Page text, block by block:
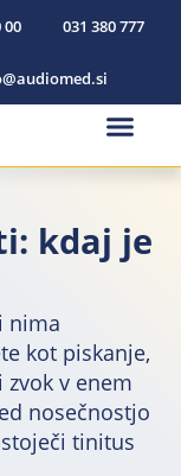
00 031 380 777
kdaj je
nima
kot piskanje,
v enem
nosečnostjo
tinitus